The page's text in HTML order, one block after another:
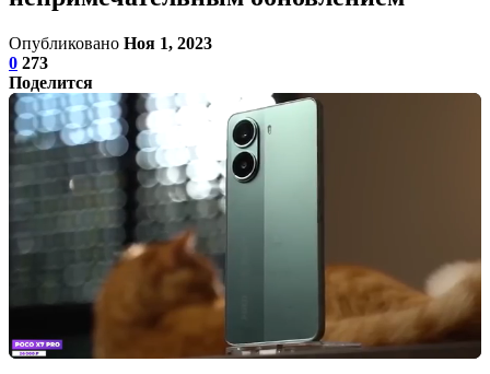
Опубликовано Ноя 1, 2023
0 273
Поделится